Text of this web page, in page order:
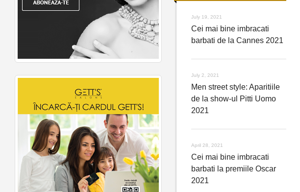
July 19, 2021
Cei mai bine imbracati
barbati de la Cannes 2021
July 2, 2021
Men street style: Aparitiile
de la show-ul Pitti Uomo
2021
April 28, 2021
Cei mai bine imbracati
barbati la premiile Oscar
2021